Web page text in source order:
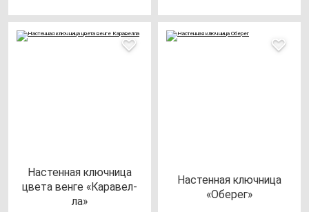
Нас­тен­ная ключ­ни­ца
цве­та вен­ге «Кара­вел­
ла»
Нас­тен­ная ключ­ни­ца
«Обе­рег»